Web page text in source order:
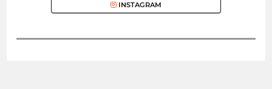
INSTAGRAM